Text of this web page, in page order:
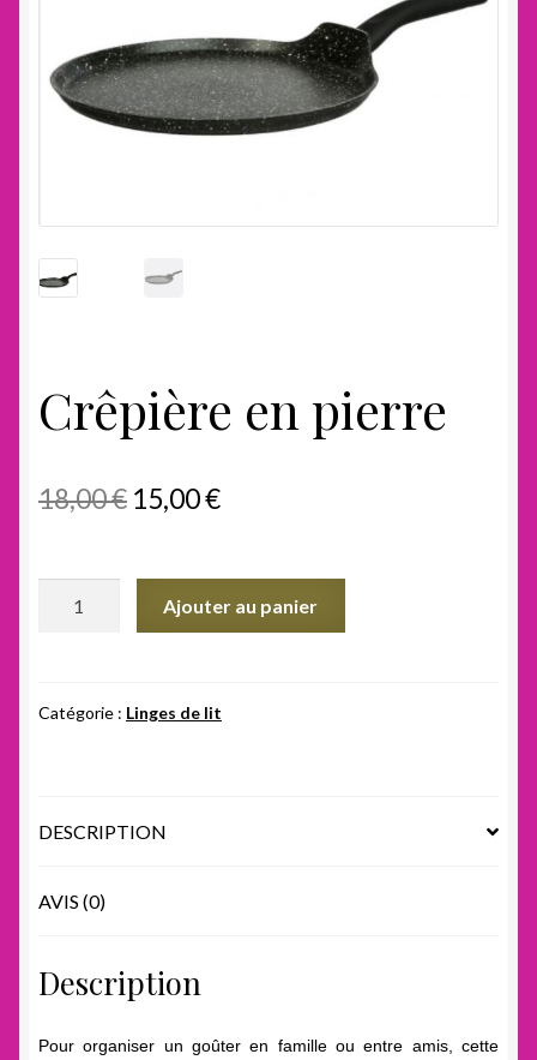
Crêpière en pierre
18,00€ Le
initial
était :
15,00€Le
actuel
est :
pierre
Ajouter au panier
Catégorie : Linges de lit
DESCRIPTION
AVIS (0)
Description
Pour organiser un goûter en famille ou entre amis, cette